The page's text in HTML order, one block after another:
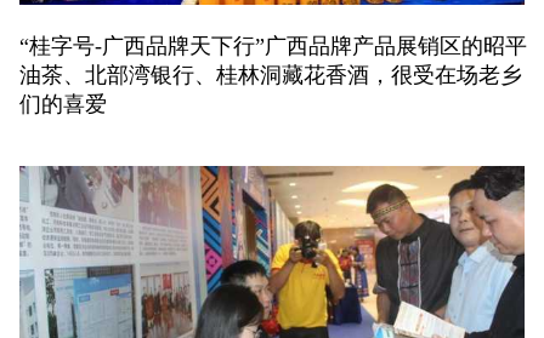
“桂字号-广西品牌天下行”广西品牌产品展销区的昭平
油茶、北部湾银行、桂林洞藏花香酒，很受在场老乡
们的喜爱